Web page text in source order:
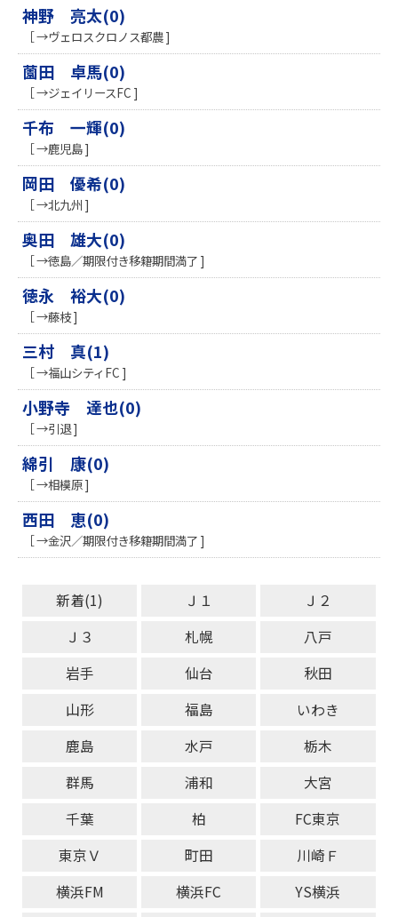
神野 亮太(0)
［ →ヴェロスクロノス都農 ]
薗田 卓馬(0)
［ →ジェイリースFC ]
千布 一輝(0)
［ →鹿児島 ]
岡田 優希(0)
［ →北九州 ]
奥田 雄大(0)
［ →徳島／期限付き移籍期間満了 ]
徳永 裕大(0)
［ →藤枝 ]
三村 真(1)
［ →福山シティFC ]
小野寺 達也(0)
［ →引退 ]
綿引 康(0)
［ →相模原 ]
西田 恵(0)
［ →金沢／期限付き移籍期間満了 ]
新着(1) Ｊ１
Ｊ２
Ｊ３
札幌
八戸
岩手
仙台
秋田
山形
福島
いわき
鹿島
水戸
栃木
群馬
浦和
大宮
千葉
柏
FC東京
東京Ｖ
町田
川崎Ｆ
横浜FM
横浜FC
YS横浜